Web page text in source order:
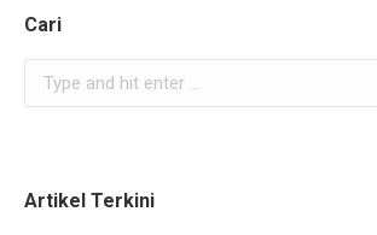
Cari
Search:
Artikel Terkini